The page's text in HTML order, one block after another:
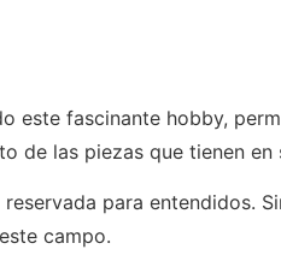
este fascinante hobby,
de las piezas que tienen en
para entendidos.
campo.